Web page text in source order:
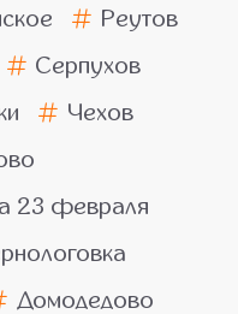
Реутов
Серпухов
Чехов
23 февраля
Домодедово